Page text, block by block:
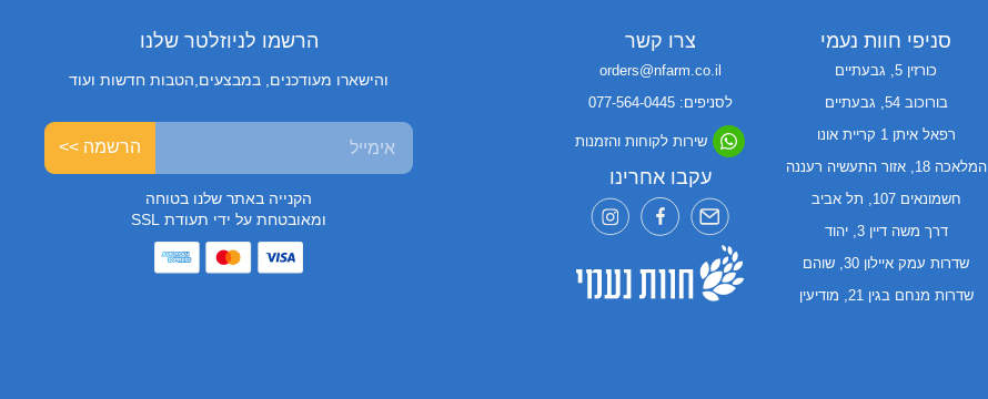
סניפי חוות נעמי
כורזין 5, גבעתיים
בורוכוב 54, גבעתיים
רפאל איתן 1 קריית אונו
המלאכה 18, אזור התעשיה רעננה
חשמונאים 107, תל אביב
דרך משה דיין 3, יהוד
שדרות עמק איילון 30, שוהם
שדרות מנחם בגין 21, מודיעין
צרו קשר
orders@nfarm.co.il
לסניפים: 077-564-0445
שירות לקוחות והזמנות
עקבו אחרינו
הרשמו לניוזלטר שלנו
והישארו מעודכנים, במבצעים,הטבות חדשות ועוד
הרשמה >>
הקנייה באתר שלנו בטוחה
ומאובטחת על ידי תעודת SSL